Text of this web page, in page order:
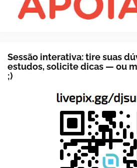
Sessão interativa: tire suas
estudos, solicite dicas — ou
;)